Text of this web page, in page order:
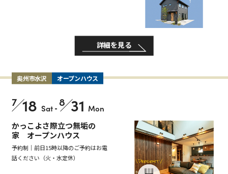
詳細を見る
奥州市水沢 オープンハウス
7 18 Sat- 8 31 Mon
かっこよさ際立つ無垢の
家 オープンハウス
予約制｜前日15時以降のご予約はお電
話ください（火・水定休）